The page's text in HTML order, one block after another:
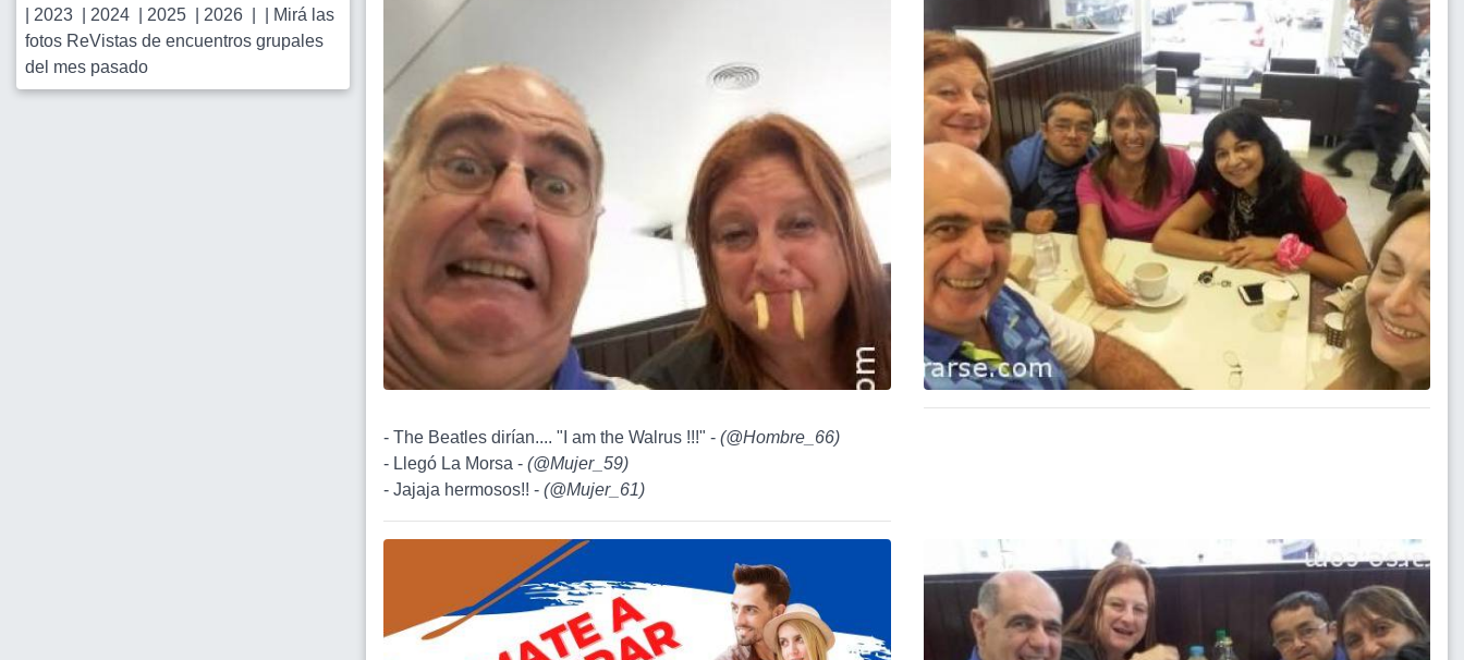
2023 2024 2025 2026
Mirá las
fotos ReVistas de encuentros grupales
del mes pasado
- The Beatles dirían.... "I am the Walrus !!!" - (@Hombre_66)
- Llegó La Morsa - (@Mujer_59)
- Jajaja hermosos!! - (@Mujer_61)